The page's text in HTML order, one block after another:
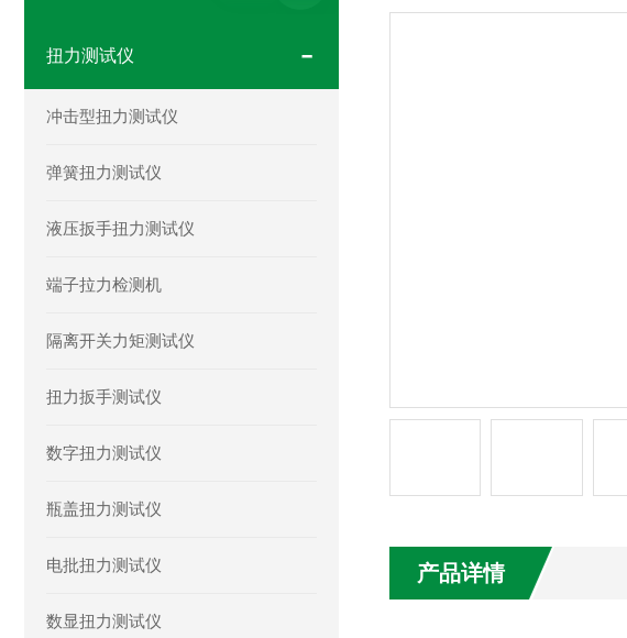
扭力测试仪
冲击型扭力测试仪
弹簧扭力测试仪
液压扳手扭力测试仪
端子拉力检测机
隔离开关力矩测试仪
扭力扳手测试仪
数字扭力测试仪
瓶盖扭力测试仪
电批扭力测试仪
数显扭力测试仪
产品详情